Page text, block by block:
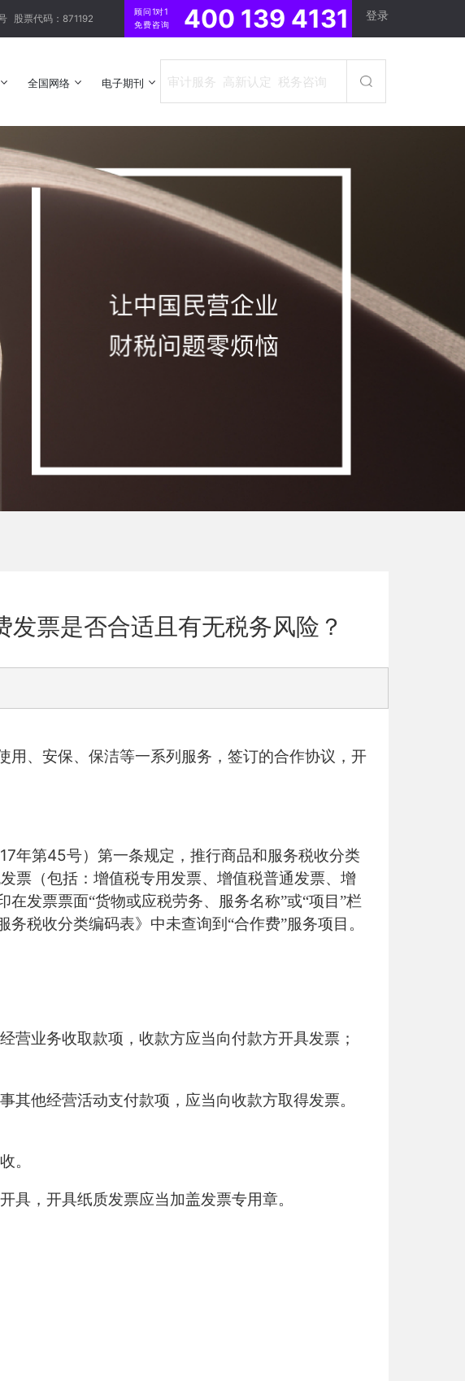
股票代码：871192
顾问1对1
免费咨询
400 139 4131 登录
全国网络
全国网络
电子期刊
电子期刊
票是否合适且有无税务风险？
、安保、保洁等一系列服务，签订的合作协议，开
年第45号）第一条规定，推行商品和服务税收分类
票（包括：增值税专用发票、增值税普通发票、增
发票票面“货物或应税劳务、服务名称”或“项目”栏
税收分类编码表》中未查询到“合作费”服务项目。
营业务收取款项，收款方应当向付款方开具发票；
他经营活动支付款项，应当向收款方取得发票。
。
具，开具纸质发票应当加盖发票专用章。